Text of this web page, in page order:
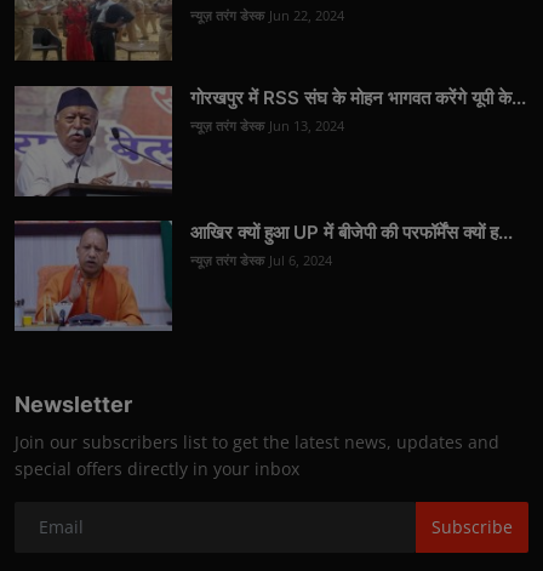
न्यूज़ तरंग डेस्क Jun 22, 2024
गोरखपुर में RSS संघ के मोहन भागवत करेंगे यूपी के...
न्यूज़ तरंग डेस्क Jun 13, 2024
आखिर क्यों हुआ UP में बीजेपी की परफॉर्मेंस क्यों ह...
न्यूज़ तरंग डेस्क Jul 6, 2024
Newsletter
Join our subscribers list to get the latest news, updates and
special offers directly in your inbox
Subscribe